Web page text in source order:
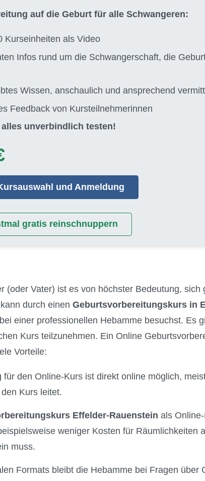
auf die Geburt für alle Schwangeren:
Kurseinheiten als Video
Infos rund um die Schwangerschaft, die
Wissen, anschaulich und ansprechend
Feedback von Kursteilnehmerinnen
unverbindlich testen!
und Anmeldung
gratis reinschnuppern
(oder Vater) ist es von höchster Bedeutung,
durch einen Geburtsvorbereitungskurs in
einer professionellen Hebamme besuchst. Es
Kurs teilzunehmen. Ein Online
Vorteile:
für den Online-Kurs ist direkt online möglich,
Kurs leitet.
Effelder-Rauenstein als
weniger Kosten für Räumlichkeiten
muss.
Formats bleibt die Hebamme bei Fragen über